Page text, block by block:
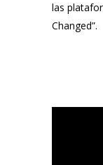
las
Changed”.